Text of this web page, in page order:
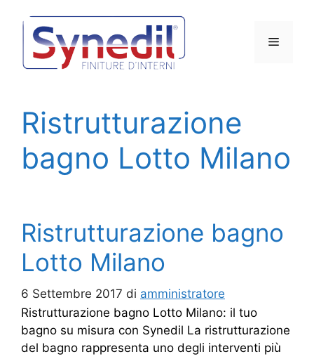
contenuto
Menu
Ristrutturazione
bagno Lotto Milano
Ristrutturazione bagno
Lotto Milano
6 Settembre 2017 di amministratore
Ristrutturazione bagno Lotto Milano: il tuo
bagno su misura con Synedil La ristrutturazione
del bagno rappresenta uno degli interventi più